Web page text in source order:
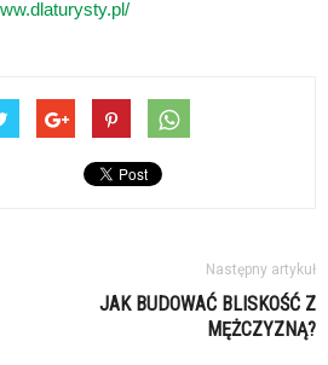
Następny artykuł
JAK BUDOWAĆ BLISKOŚĆ Z
MĘŻCZYZNĄ?